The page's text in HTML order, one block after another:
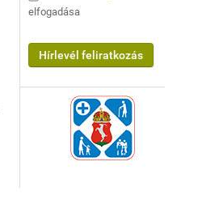
elfogadása